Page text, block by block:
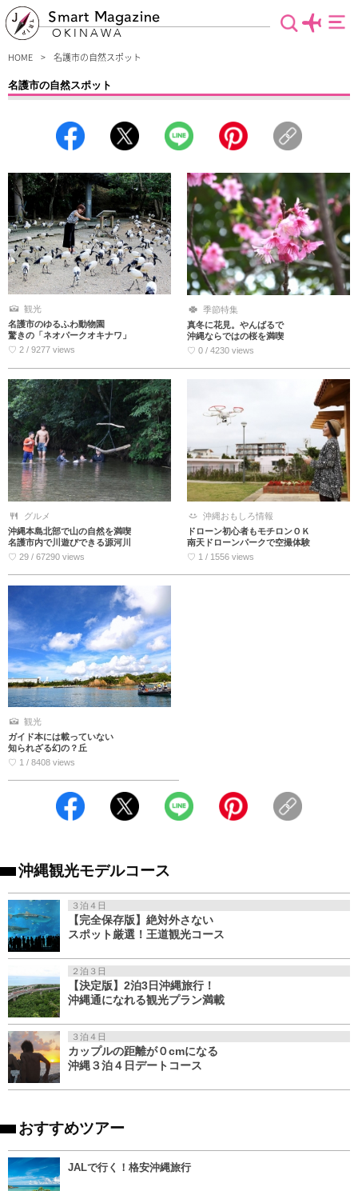
Smart Magazine
OKINAWA
HOME 名護市の自然スポット
名護市の自然スポット
ラルドグリーンの綺麗な海など、他では見ることのできない自然スポットがたくさ
んある名護市エリア。沖縄旅行が初めての人もリピーターの方も楽しめる名護市の
観光
名護市のゆるふわ動物園
驚きの「ネオパークオキナワ」
♡ 2 / 9277 views
季節特集
真冬に花見。やんばるで
沖縄ならではの桜を満喫
♡ 0 / 4230 views
グルメ
沖縄本島北部で山の自然を満喫
名護市内で川遊びできる源河川
♡ 29 / 67290 views
沖縄おもしろ情報
ドローン初心者もモチロンＯＫ
南天ドローンパークで空撮体験
♡ 1 / 1556 views
観光
ガイド本には載っていない
知られざる幻の？丘
♡ 1 / 8408 views
沖縄観光モデルコース
３泊４日
【完全保存版】絶対外さない
スポット厳選！王道観光コース
２泊３日
【決定版】2泊3日沖縄旅行！
沖縄通になれる観光プラン満載
３泊４日
カップルの距離が０cmになる
沖縄３泊４日デートコース
おすすめツアー
JALで行く！格安沖縄旅行